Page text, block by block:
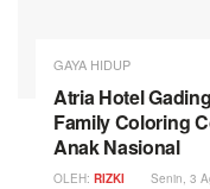
GAYA HIDUP
Atria Hotel
Family Coloring
Anak Nasional
OLEH: RIZKI Senin, 3